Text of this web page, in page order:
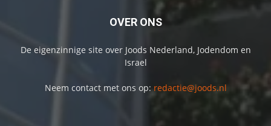
OVER ONS
De eigenzinnige site over Joods Nederland, Jodendom en
Israel
Neem contact met ons op: redactie@joods.nl